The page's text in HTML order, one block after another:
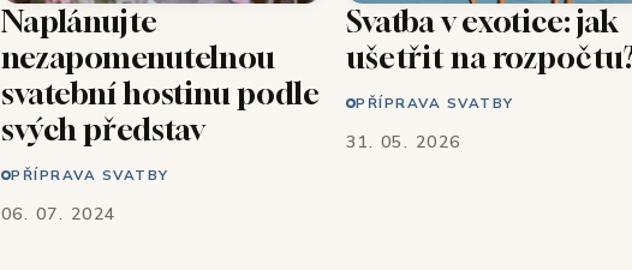
Naplánujte
nezapomenutelnou
svatební hostinu podle
svých představ
PŘÍPRAVA SVATBY
06. 07. 2024
Svatba v exotice: jak
ušetřit na
PŘÍPRAVA SVATBY
31. 05. 2026